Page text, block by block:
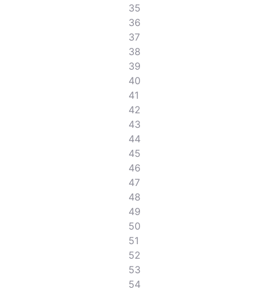
35
36
37
38
39
40
41
42
43
44
45
46
47
48
49
50
51
52
53
54